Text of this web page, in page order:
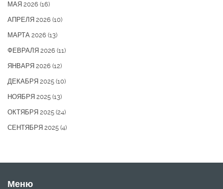
МАЯ 2026 (16)
АПРЕЛЯ 2026 (10)
МАРТА 2026 (13)
ФЕВРАЛЯ 2026 (11)
ЯНВАРЯ 2026 (12)
ДЕКАБРЯ 2025 (10)
НОЯБРЯ 2025 (13)
ОКТЯБРЯ 2025 (24)
СЕНТЯБРЯ 2025 (4)
Меню